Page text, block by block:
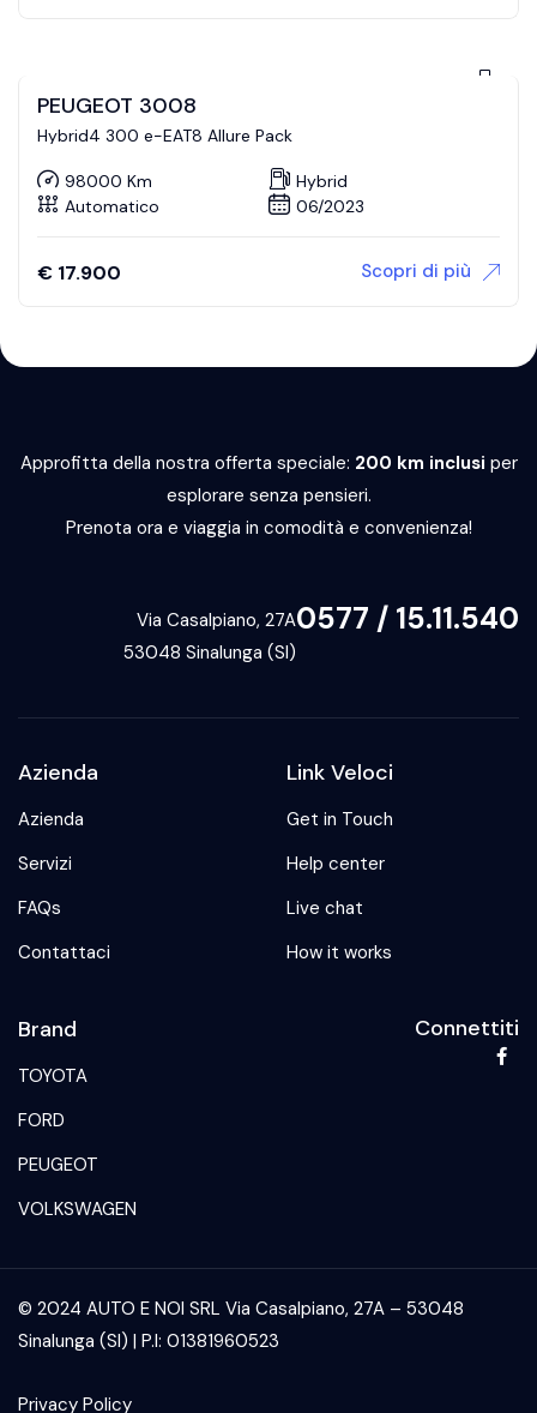
PEUGEOT 3008
Hybrid4 300 e-EAT8 Allure Pack
98000 Km
Hybrid
Automatico
06/2023
€ 17.900 Scopri di più
Approfitta della nostra offerta speciale: 200 km inclusi per
esplorare senza pensieri.
Prenota ora e viaggia in comodità e convenienza!
0577 / 15.11.540
Via Casalpiano, 27A
53048 Sinalunga (SI)
Azienda
Azienda
Servizi
FAQs
Contattaci
Link Veloci
Get in Touch
Help center
Live chat
How it works
Brand
TOYOTA
FORD
PEUGEOT
VOLKSWAGEN
Connettiti
© 2024 AUTO E NOI SRL Via Casalpiano, 27A – 53048
Sinalunga (SI) | P.I: 01381960523
Privacy Policy